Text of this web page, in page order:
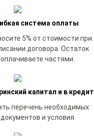
система оплаты
5% от стоимости при
договора. Остаток
оплачиваете частями.
капитал и в кредит
перечень необходимых
документов и условия